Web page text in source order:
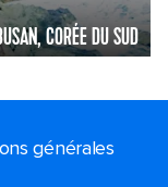
CORÉE DU SUD
générales